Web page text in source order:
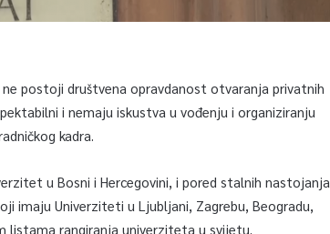
postoji društvena opravdanost otvaranja privatnih
i nemaju iskustva u vođenju i organiziranju
kadra.
u Bosni i Hercegovini, i pored stalnih nastojanja
imaju Univerziteti u Ljubljani, Zagrebu, Beogradu,
listama rangiranja univerziteta u svijetu.